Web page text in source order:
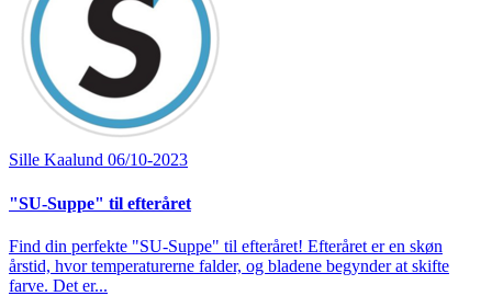
Sille Kaalund 06/10-2023
"SU-Suppe" til efteråret
Find din perfekte "SU-Suppe" til efteråret! Efteråret er en skøn
årstid, hvor temperaturerne falder, og bladene begynder at skifte
farve. Det er...